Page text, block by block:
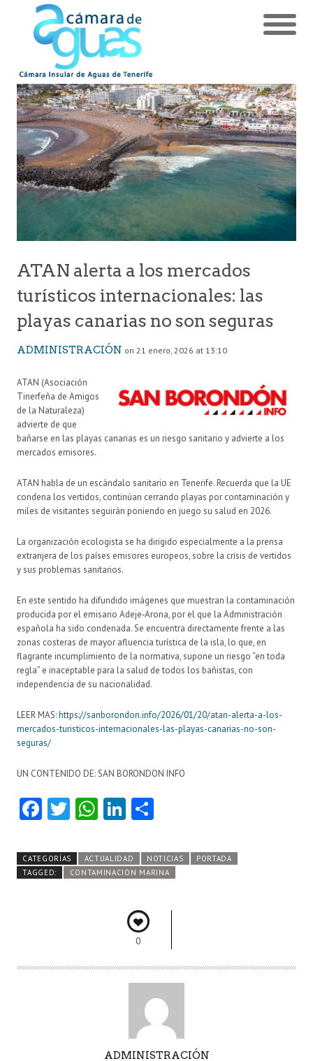
ATAN alerta a los mercados
turísticos internacionales: las
playas canarias no son seguras
ADMINISTRACIÓN on 21 enero, 2026 at 13:10
ATAN (Asociación
Tinerfeña de Amigos
de la Naturaleza)
advierte de que
bañarse en las playas canarias es un riesgo sanitario y advierte a los
mercados emisores.
ATAN habla de un escándalo sanitario en Tenerife. Recuerda que la UE
condena los vertidos, continúan cerrando playas por contaminación y
miles de visitantes seguirán poniendo en juego su salud en 2026.
La organización ecologista se ha dirigido especialmente a la prensa
extranjera de los países emisores europeos, sobre la crisis de vertidos
y sus problemas sanitarios.
En este sentido ha difundido imágenes que muestran la contaminación
producida por el emisario Adeje‑Arona, por el que la Administración
española ha sido condenada. Se encuentra directamente frente a las
zonas costeras de mayor afluencia turística de la isla, lo que, en
flagrante incumplimiento de la normativa, supone un riesgo “en toda
regla” e inaceptable para la salud de todos los bañistas, con
independencia de su nacionalidad.
LEER MAS:https://sanborondon.info/2026/01/20/atan-alerta-a-los-
mercados-turisticos-internacionales-las-playas-canarias-no-son-
seguras/
UN CONTENIDO DE: SAN BORONDON INFO
Fa
b
o
T
itt
er
W
ts
A
Li
e
dI
m
pa
CATEGORÍAS ACTUALIDAD NOTICIAS
PORTADA
TAGGED:
CONTAMINACION MARINA
0
ADMINISTRACIÓN